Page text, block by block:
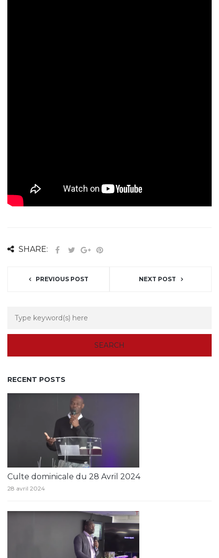
SHARE:
PREVIOUS POST NEXT POST
RECENT POSTS
Culte dominicale du 28 Avril 2024
28 avril 2024